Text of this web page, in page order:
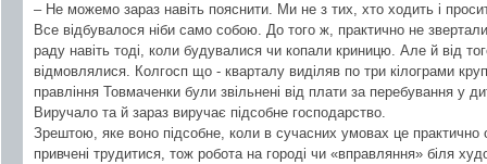
– Не можемо зараз навіть пояснити. Ми не з тих, хто ходить і
Все відбувалося ніби само собою. До того ж, практично не
раду навіть тоді, коли будувалися чи копали криницю. Але й від
відмовлялися. Колгосп що - кварталу виділяв по три кілограми
правління Товмаченки були звільнені від плати за перебування у
Виручало та й зараз виручає підсобне господарство.
Зрештою, яке воно підсобне, коли в сучасних умовах це практично
привчені трудитися, тож робота на городі чи «вправляння» біля